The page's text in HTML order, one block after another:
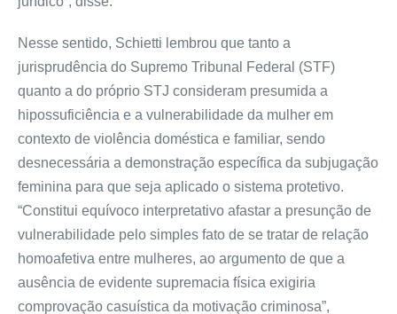
Nesse sentido, Schietti lembrou que tanto a
jurisprudência do Supremo Tribunal Federal (STF)
quanto a do próprio STJ consideram presumida a
hipossuficiência e a vulnerabilidade da mulher em
contexto de violência doméstica e familiar, sendo
desnecessária a demonstração específica da subjugação
feminina para que seja aplicado o sistema protetivo.
“Constitui equívoco interpretativo afastar a presunção de
vulnerabilidade pelo simples fato de se tratar de relação
homoafetiva entre mulheres, ao argumento de que a
ausência de evidente supremacia física exigiria
comprovação casuística da motivação criminosa”,